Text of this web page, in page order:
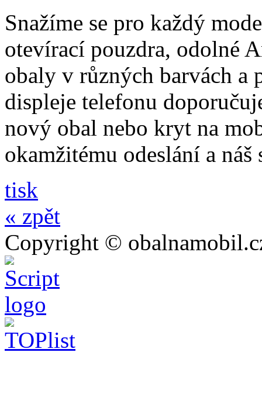
Snažíme se pro každý
otevírací pouzdra, odolné
obaly v různých barvách a
displeje telefonu
nový obal nebo kryt na
okamžitému odeslání a
tisk
« zpět
Copyright ©